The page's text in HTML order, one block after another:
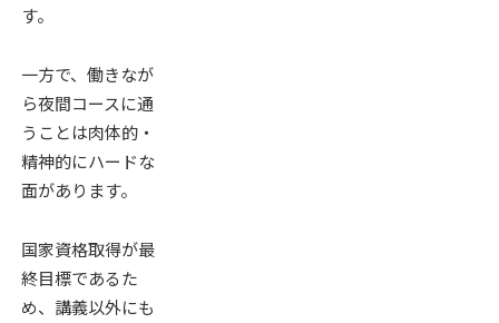
す。
一方で、働きなが
ら夜間コースに通
うことは肉体的・
精神的にハードな
面があります。
国家資格取得が最
終目標であるた
め、講義以外にも